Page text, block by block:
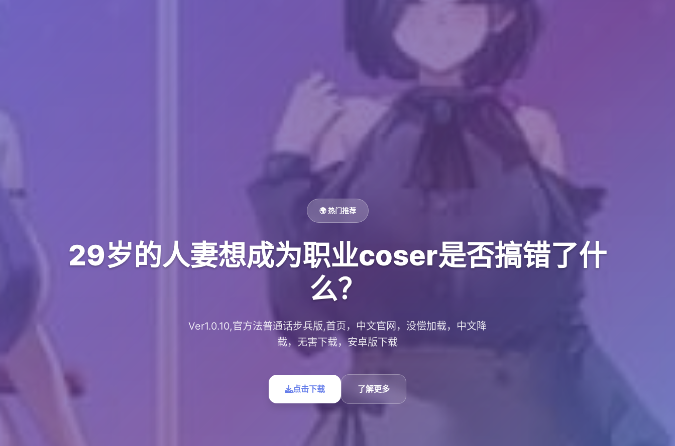
🌍 热门推荐
29岁的人妻想成为职业coser是否搞错了什
么？
Ver1.0.10,官方法普通话步兵版,首页，中文官网，没偿加载，中文降
载，无害下载，安卓版下载
点击下载 了解更多